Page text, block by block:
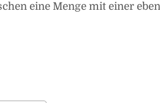
eine Menge mit einer